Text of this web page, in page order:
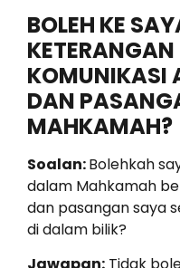
BOLEH KE
KOMUNIKASI
DAN
MAHKAMAH?
Soalan:Bolehkah
dalam Mahkamah
dan pasangan saya
di dalam bilik?